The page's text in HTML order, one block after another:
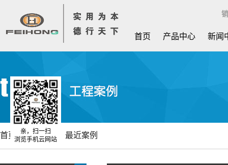
首页 产品中心 新闻
首页 工程案例 最近案例
亲，扫一扫
浏览手机云网站